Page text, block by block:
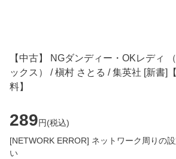
【中古】 NGダンディー・OKレディ
ックス） / 槇村 さとる / 集英社 [新書]
料】
289円(税込)
[NETWORK ERROR] ネットワーク周りの
い